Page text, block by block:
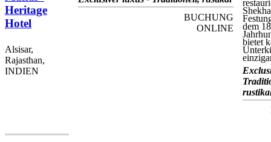
Heritage
Hotel
Alsisar,
Rajasthan,
INDIEN
Shekhawati in Rajasthan und war einst
die Residenz des Thakur von Alsisar.
Alsisar Mahal ist ideal, um diese
historische Region mit ihren bemalten
BUCHUNG
ONLINE
dem
bietet